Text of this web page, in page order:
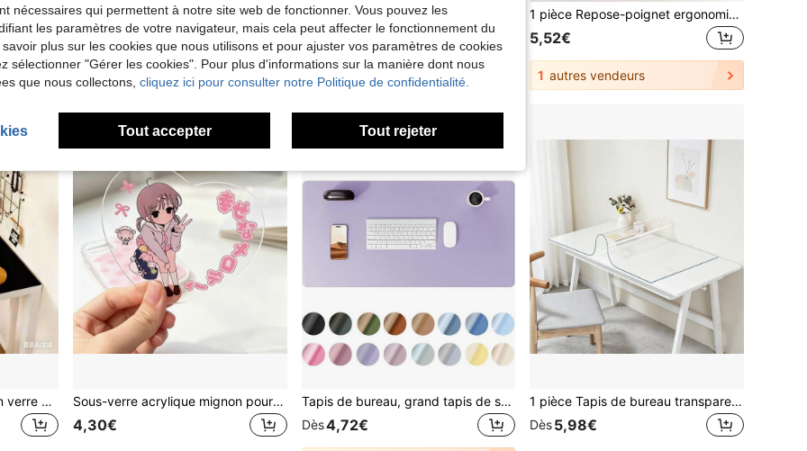
imperméable, résistant à l'huile, résistant aux taches, résistant à l'usure, tapis de table à manger lavable pour la maison
NEW Tapis de bureau transparent (60*40cm/23.6 X 15.7in) Tapis d'écriture antidérapant en PVC, bords arrondis, imperméable, tapis de bureau protecteur (Produit expédié roulé, nécessite 5-7 jours pour s'aplatir, veuillez ne pas commander si cela vous dérange) Rentrée scolaire
5,27€ 7,48€
1 pièce Repose-poignet ergonomique en mousse à mémoire de forme pour bureau d'ordinateur, coussin de support de bras confortable pour la frappe, le jeu et le bureau, design antidérapant
5,52€
1 autres vendeurs
1 pièce Tapis de bureau en verre souple transparent, tapis de bureau imperméable anti-huile en PVC facile à nettoyer pour les étudiants, les salles de classe, les tables à manger, les tables basses, protecteur de bureau en plastique cristal imperméable
Sous-verre acrylique mignon pour fille, accessoire de style coréen, collection de bureau 2D, accessoire de photographie, cadeau pour les filles
4,30€
Tapis de bureau, grand tapis de souris, tapis de bureau antidérapant, protecteur de bureau en PU imperméable, tapis de bureau en PU + suède antidérapant et anti-reflet, convient pour le bureau et la maison, plusieurs couleurs disponibles, tapis de décoration pour la maison, résistant aux rayures
Dès4,72€
1 pièce Tapis de bureau transparent en PVC, Sous-main de bureau transparent, Couvre-table en verre souple, Protecteur de bureau d'ordinateur, Tapis de bureau de bureau, Tapis de bureau d'étude, Convient pour table à manger, bureau d'ordinateur, bureau d'étude, coiffeuse, meuble TV, table basse et divers bureaux
Dès5,98€
nécessaires qui permettent à notre site web de fonctionner. Vous pouvez les
les paramètres de votre navigateur, mais cela peut affecter le fonctionnement du
plus sur les cookies que nous utilisons et pour ajuster vos paramètres de cookies
sélectionner "Gérer les cookies". Pour plus d'informations sur la manière dont nous
que nous collectons, cliquez ici pour consulter notre Politique de confidentialité.
Tout accepter Tout rejeter